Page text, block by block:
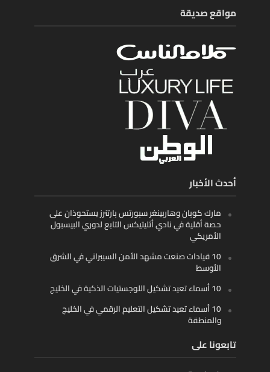
مواقع صديقة
أحدث الأخبار
مارك كوبان وهاربينغر سبورتس بارتنرز يستحوذان على
حصة أقلية في نادي أثليتيكس التابع لدوري البيسبول
الأمريكي
10 قيادات صنعت مشهد الأمن السيبراني في الشرق
الأوسط
10 أسماء تعيد تشكيل اللوجستيات الذكية في الخليج
10 أسماء تعيد تشكيل التعليم الرقمي في الخليج
والمنطقة
تابعونا على